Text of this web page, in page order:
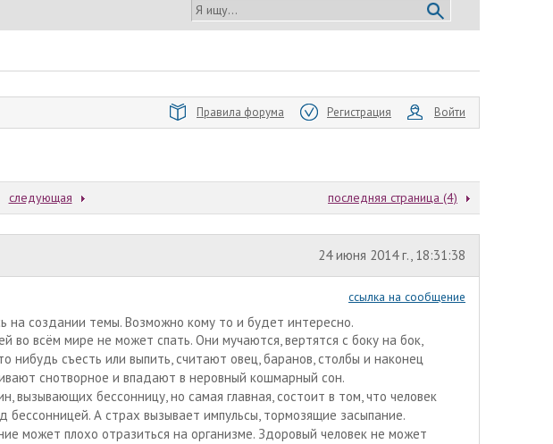
Я ищу...
Правила форума Регистрация Войти
следующая последняя страница (4)
24 июня 2014 г., 18:31:38
ссылка на сообщение
на создании темы. Возможно кому то и будет интересно.
во всём мире не может спать. Они мучаются, вертятся с боку на бок,
нибудь съесть или выпить, считают овец, баранов, столбы и наконец
снотворное и впадают в неровный кошмарный сон.
вызывающих бессонницу, но самая главная, состоит в том, что человек
бессонницей. А страх вызывает импульсы, тормозящие засыпание.
может плохо отразиться на организме. Здоровый человек не может